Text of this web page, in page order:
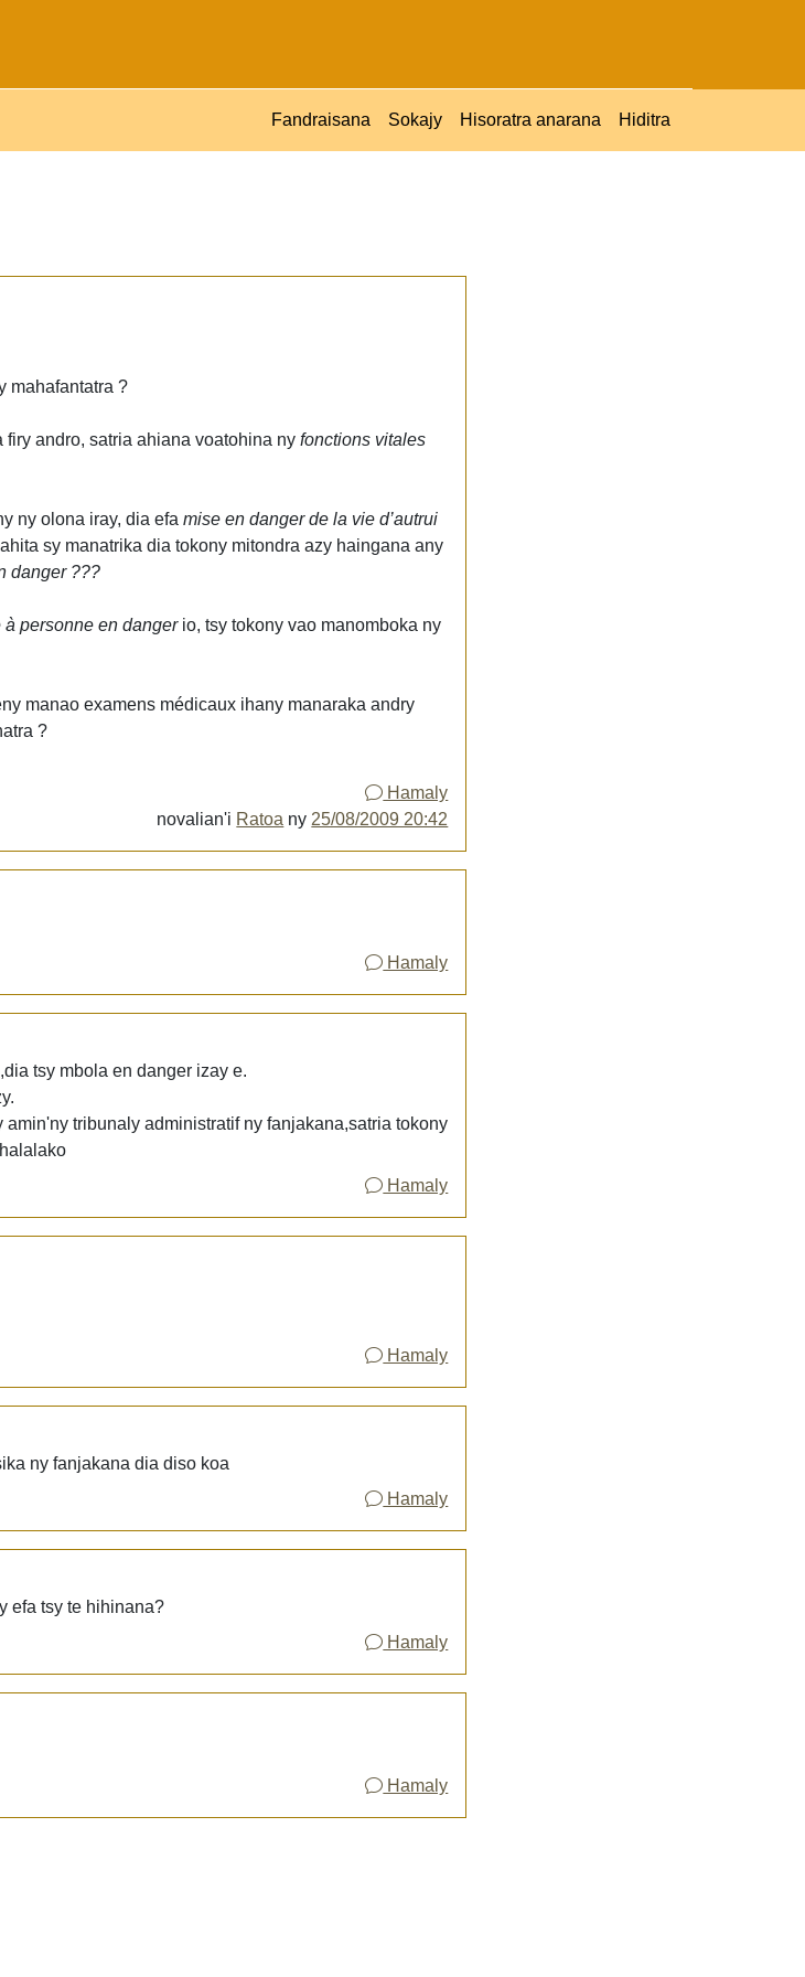
Fandraisana Sokajy Hisoratra anarana Hiditra
mahafantatra ?
andro, satria ahiana voatohina ny fonctions vitales
ny olona iray, dia efa mise en danger de la vie d’autrui
sy manatrika dia tokony mitondra azy haingana any
danger ???
personne en dangerio, tsy tokony vao manomboka ny
manao examens médicaux ihany manaraka andry
?
Hamaly
novalian'i Ratoa ny 25/08/2009 20:42
Hamaly
tsy mbola en danger izay e.
tribunaly administratif ny fanjakana,satria tokony
Hamaly
Hamaly
ny fanjakana dia diso koa
Hamaly
efa tsy te hihinana?
Hamaly
Hamaly